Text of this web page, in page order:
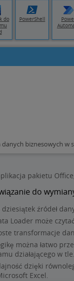
do
PowerShell
danych biznesowych w
pakietu
do
dziesiątek źródeł
Loader może
transformacje
można łatwo
działającego w tle.
dzięki
Excel.